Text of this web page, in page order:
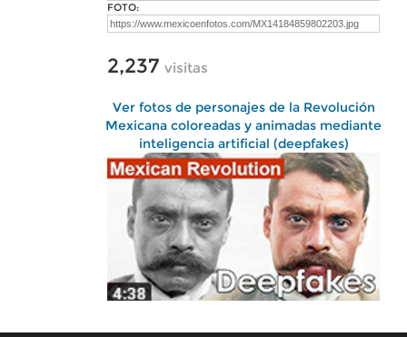
FOTO:
2,237 visitas
Ver fotos de personajes de la Revolución
Mexicana coloreadas y animadas mediante
inteligencia artificial (deepfakes)